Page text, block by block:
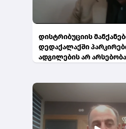
დისტრიბუციის
დედაქალაქში
ადგილების არ